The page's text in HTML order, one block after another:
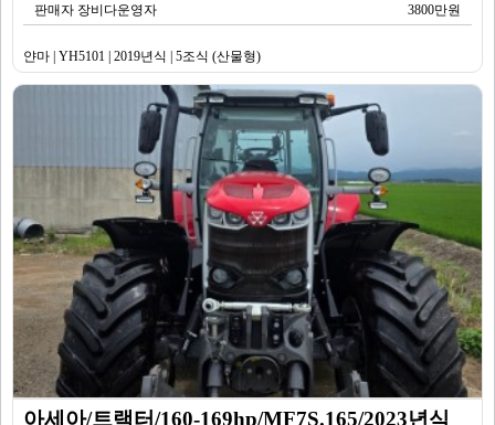
판매자 장비다운영자 3800만원
얀마 | YH5101 | 2019년식 | 5조식 (산물형)
아세아/트랙터/160-169hp/MF7S.165/2023년식